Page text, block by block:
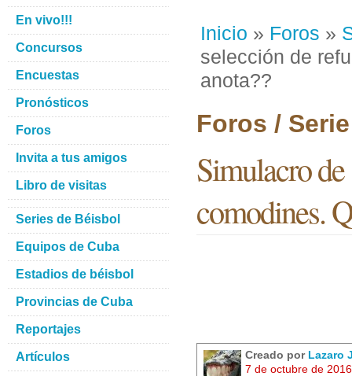
Inicio » Foros »
selección de
anota??
Foros /
Simulacro de
comodines.
Creado por Lazaro
7 de octubre de
En vivo!!!
Concursos
Encuestas
Pronósticos
Foros
Invita a tus amigos
Libro de visitas
Series de Béisbol
Equipos de Cuba
Estadios de béisbol
Provincias de Cuba
Reportajes
Artículos